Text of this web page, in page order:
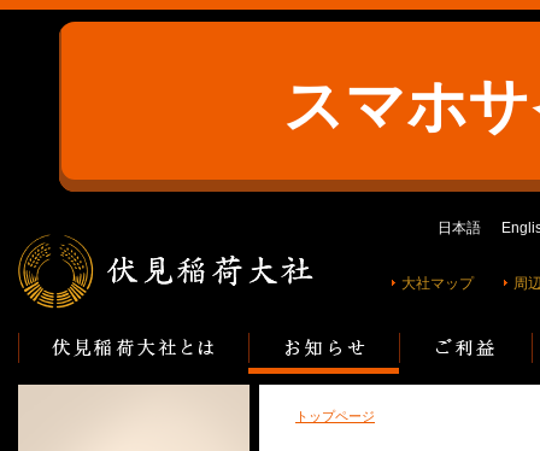
スマホ
日本語
大社マップ 周
トップページ